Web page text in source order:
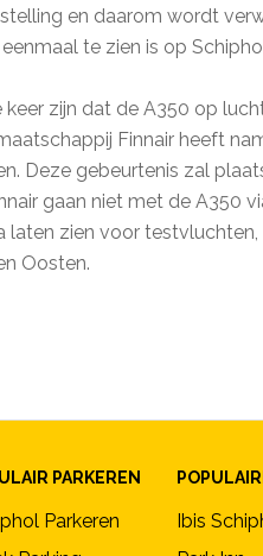
en daarom wordt
te zien is op
keer zijn dat de A350 op
Finnair heeft
Deze gebeurtenis zal
gaan niet met de A350
laten zien voor
Oosten.
PARKEREN
Parkeren
Ibis